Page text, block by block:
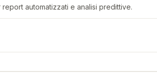
automatizzati e analisi predittive.